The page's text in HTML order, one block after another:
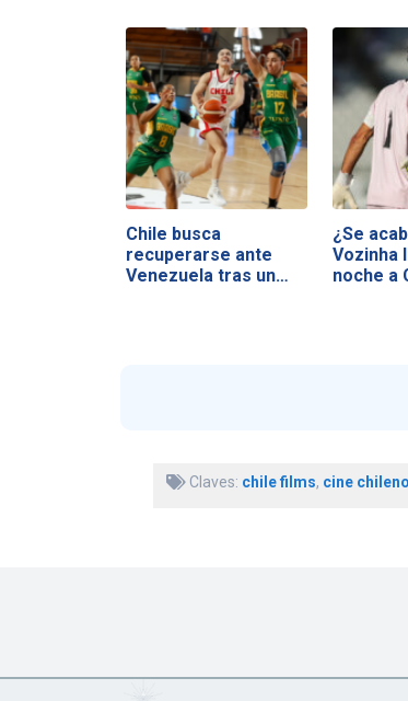
Chile busca
recuperarse ante
Venezuela tras un
¿Se
Vozinha
noche a
Claves: chile films, cine chileno